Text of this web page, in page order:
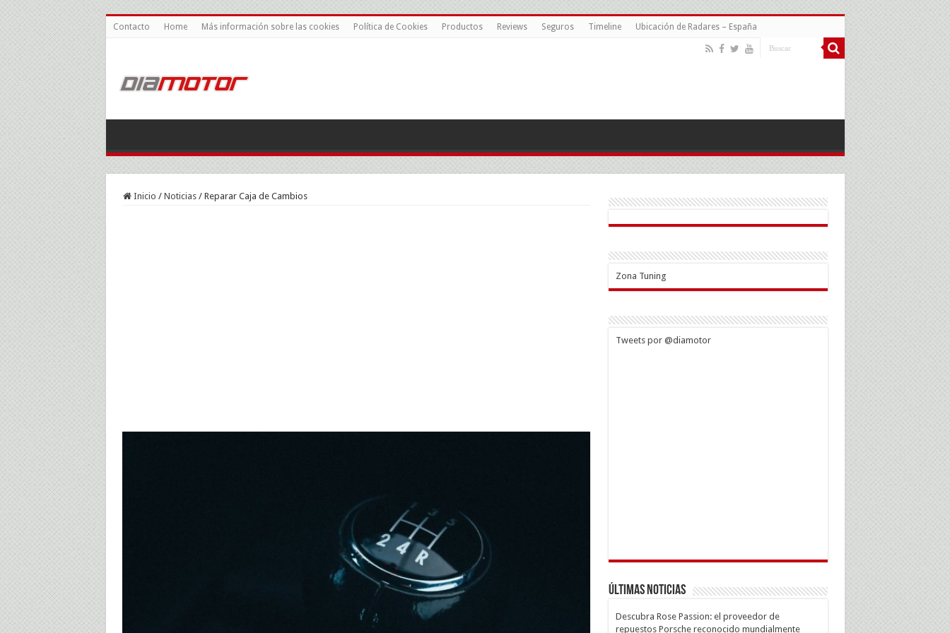
Contacto Home Más información sobre las cookies Política de Cookies Productos Reviews Seguros Timeline Ubicación de Radares – España
Inicio / Noticias / Reparar Caja de Cambios
Zona Tuning
Tweets por @diamotor
Últimas Noticias
Descubra Rose Passion: el proveedor de
repuestos Porsche reconocido mundialmente